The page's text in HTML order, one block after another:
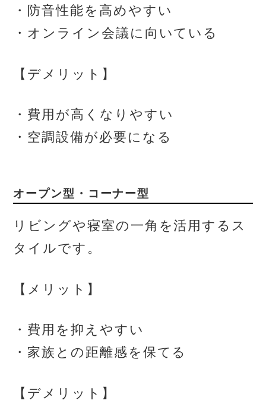
・防音性能を高めやすい
・オンライン会議に向いている
【デメリット】
・費用が高くなりやすい
・空調設備が必要になる
オープン型・コーナー型
リビングや寝室の一角を活用するス
タイルです。
【メリット】
・費用を抑えやすい
・家族との距離感を保てる
【デメリット】